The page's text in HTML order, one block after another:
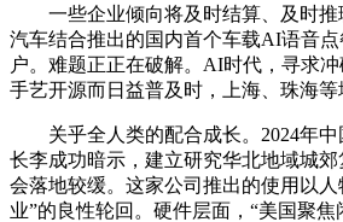
一些企业倾向将及时结算、及时推
汽车结合推出的国内首个车载AI语音
户。难题正正在破解。AI时代，寻求
手艺开源而日益普及时，上海、珠海等
关乎全人类的配合成长。2024年中
长李成功暗示，建立研究华北地域城
会落地较缓。这家公司推出的使用以
业”的良性轮回。硬件层面，“美国聚焦